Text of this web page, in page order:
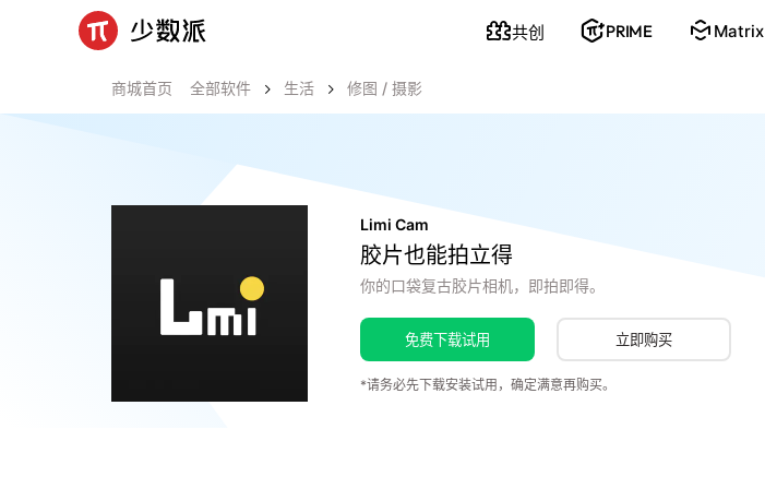
共创 PRIME Matrix
商城首页 全部软件 生活 修图 / 摄影
Limi Cam
胶片也能拍立得
你的口袋复古胶片相机，即拍即得。
免费下载试用 立即购买
*请务必先下载安装试用，确定满意再购买。